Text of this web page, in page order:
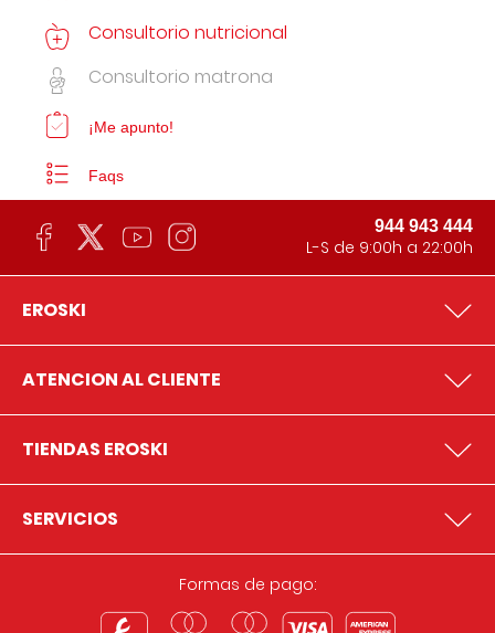
Consultorio nutricional
Consultorio matrona
¡Me apunto!
Faqs
944 943 444
L-S de 9:00h a 22:00h
EROSKI
ATENCION AL CLIENTE
TIENDAS EROSKI
SERVICIOS
Formas de pago: